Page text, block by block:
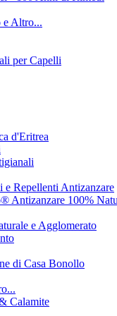
e Altro...
per Capelli
d'Eritrea
Repellenti Antizanzare
Antizanzare 100%
e Agglomerato
di Casa Bonollo
Calamite